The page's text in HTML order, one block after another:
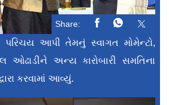
Share:
પરિચય આપી તેમનું સ્વાગત મોમેન્ટો,
અન્ય કારોબારી સમતિના
કરવામાં આવ્યું.